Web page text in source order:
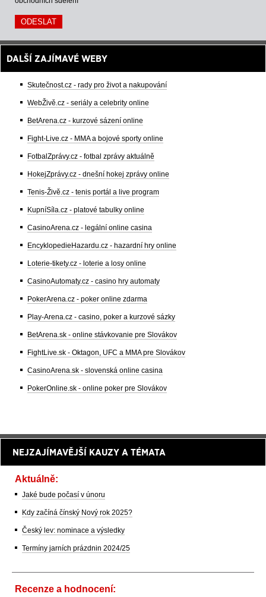
DALŠÍ ZAJÍMAVÉ WEBY
Skutečnost.cz - rady pro život a nakupování
WebŽivě.cz - seriály a celebrity online
BetArena.cz - kurzové sázení online
Fight-Live.cz - MMA a bojové sporty online
FotbalZprávy.cz - fotbal zprávy aktuálně
HokejZprávy.cz - dnešní hokej zprávy online
Tenis-Živě.cz - tenis portál a live program
KupníSíla.cz - platové tabulky online
CasinoArena.cz - legální online casina
EncyklopedieHazardu.cz - hazardní hry online
Loterie-tikety.cz - loterie a losy online
CasinoAutomaty.cz - casino hry automaty
PokerArena.cz - poker online zdarma
Play-Arena.cz - casino, poker a kurzové sázky
BetArena.sk - online stávkovanie pre Slovákov
FightLive.sk - Oktagon, UFC a MMA pre Slovákov
CasinoArena.sk - slovenská online casina
PokerOnline.sk - online poker pre Slovákov
NEJZAJÍMAVĚJŠÍ KAUZY A TÉMATA
Aktuálně:
Jaké bude počasí v únoru
Kdy začíná čínský Nový rok 2025?
Český lev: nominace a výsledky
Termíny jarních prázdnin 2024/25
Recenze a hodnocení: